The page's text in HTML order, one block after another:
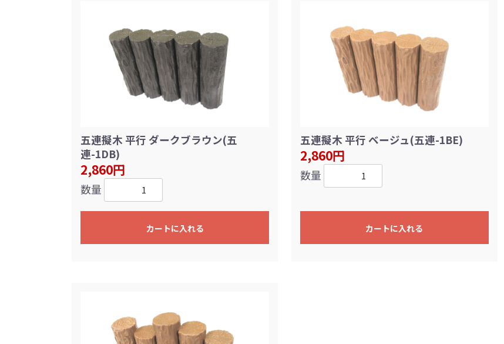
五連擬木 平行 ダークブラウン(五
連-1DB)
2,860円
数量
カートに入れる
五連擬木 平行 ベージュ(五連-1BE)
2,860円
数量
カートに入れる